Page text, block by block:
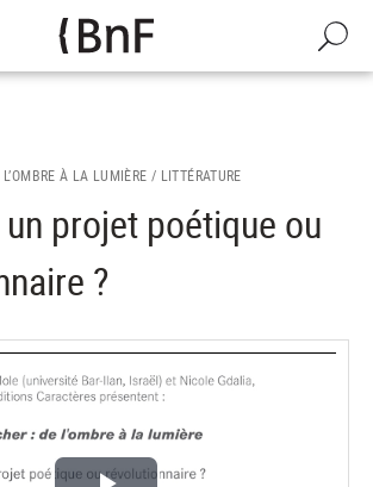
Recherche
L’OMBRE À LA LUMIÈRE / LITTÉRATURE
projet poétique ou
?